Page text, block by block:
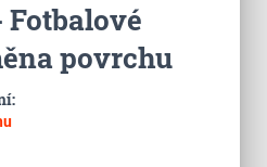
povrchu